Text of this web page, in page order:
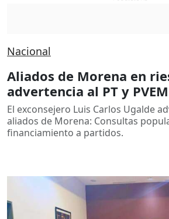
Nacional
Aliados de Morena en
advertencia al PT y PVEM
El exconsejero Luis Carlos Ugalde
aliados de Morena: Consultas
financiamiento a partidos.